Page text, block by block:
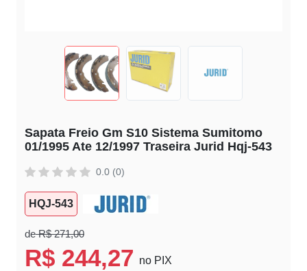
Sapata Freio Gm S10 Sistema Sumitomo
01/1995 Ate 12/1997 Traseira Jurid Hqj-543
0.0 (0)
HQJ-543
deR$ 271,00
R$ 244,27 no PIX